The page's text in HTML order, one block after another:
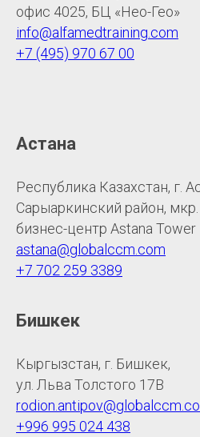
офис 4025, БЦ «Нео-Гео»
info@alfamedtraining.com
+7 (495) 970 67 00
Астана
Республика Казахстан, г.
Сарыаркинский район,
бизнес-центр Astana Tower
astana@globalccm.com
+7 702 259 3389
Бишкек
Кыргызстан, г. Бишкек,
ул. Льва Толстого 17В
+996 995 024 438